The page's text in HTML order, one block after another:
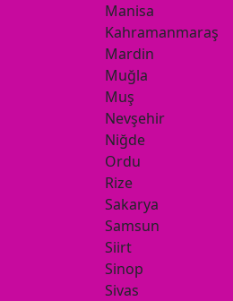
Manisa
Kahramanmaraş
Mardin
Muğla
Muş
Nevşehir
Niğde
Ordu
Rize
Sakarya
Samsun
Siirt
Sinop
Sivas